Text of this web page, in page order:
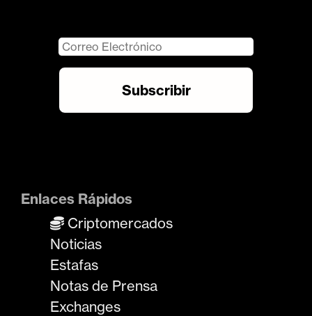
Enlaces Rápidos
Criptomercados
Noticias
Estafas
Notas de Prensa
Exchanges